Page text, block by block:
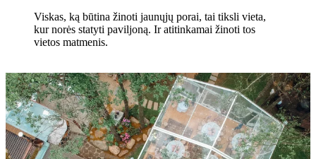
Viskas, ką būtina žinoti jaunųjų porai, tai tiksli vieta,
kur norės statyti paviljoną. Ir atitinkamai žinoti tos
vietos matmenis.